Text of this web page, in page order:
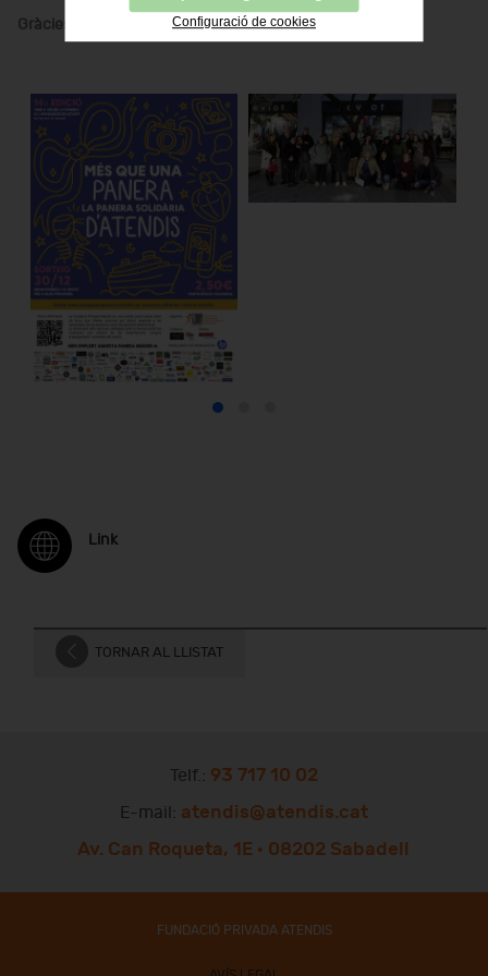
Gràcies per fer-ho possible!
Link
TORNAR AL LLISTAT
Telf.: 93 717 10 02
E-mail: atendis@atendis.cat
Av. Can Roqueta, 1E · 08202 Sabadell
FUNDACIÓ PRIVADA ATENDIS
Configuració de cookies